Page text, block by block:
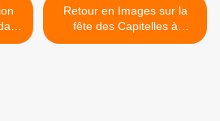
Retour en Images sur la
fête des Capitelles à
Villeverte >